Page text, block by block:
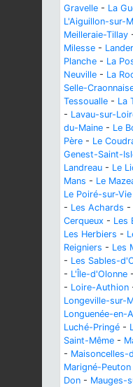
Gravelle - La
L'Aiguillon-sur-
Meilleraie-Tillay
Milesse -
Planche - La
Neuville - La
Selle-
Tessoualle - La
- Lavau-sur-
du-Maine - Le
Père - Le
Genest-Saint-
Landreau - Le
Mans - Le
Le Poiré-sur-Vie
- Les Achards -
Cerqueux - Les
Les Herbiers -
Reigniers - Les
- Les Sables-
- L'Île-d'Olonne -
- Loire-Authion
Longeville-sur-
Longuenée-en-
Luché-Pringé -
Saint-Même -
- Maisoncelles-
Marigné-Peuton
Don - Mauges-